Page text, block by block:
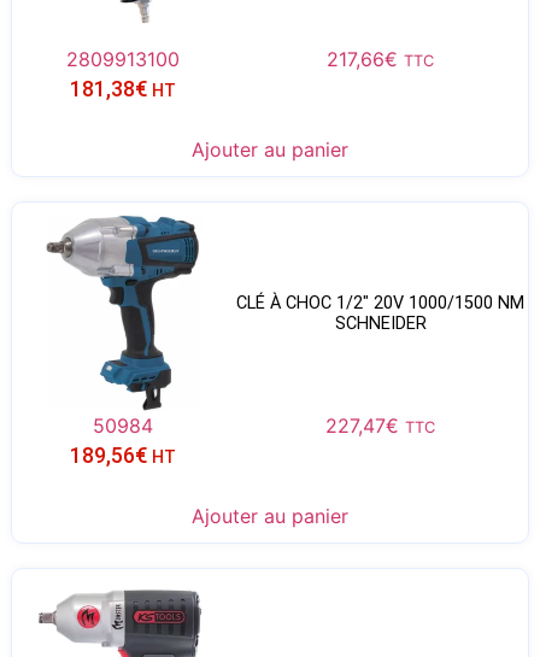
2809913100 217,66€ TTC
181,38€ HT
Ajouter au panier
CLÉ À CHOC 1/2″ 20V 1000/1500 NM
SCHNEIDER
50984 227,47€ TTC
189,56€ HT
Ajouter au panier